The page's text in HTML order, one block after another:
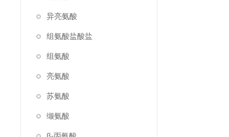
异亮氨酸
组氨酸盐酸盐
组氨酸
亮氨酸
苏氨酸
缬氨酸